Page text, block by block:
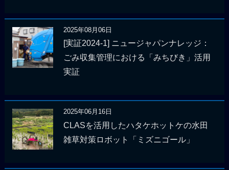
2025年08月06日
[実証2024-1] ニュージャパンナレッジ：
ごみ収集管理における「みちびき」活用
実証
2025年06月16日
CLASを活用したハタケホットケの水田
雑草対策ロボット「ミズニゴール」